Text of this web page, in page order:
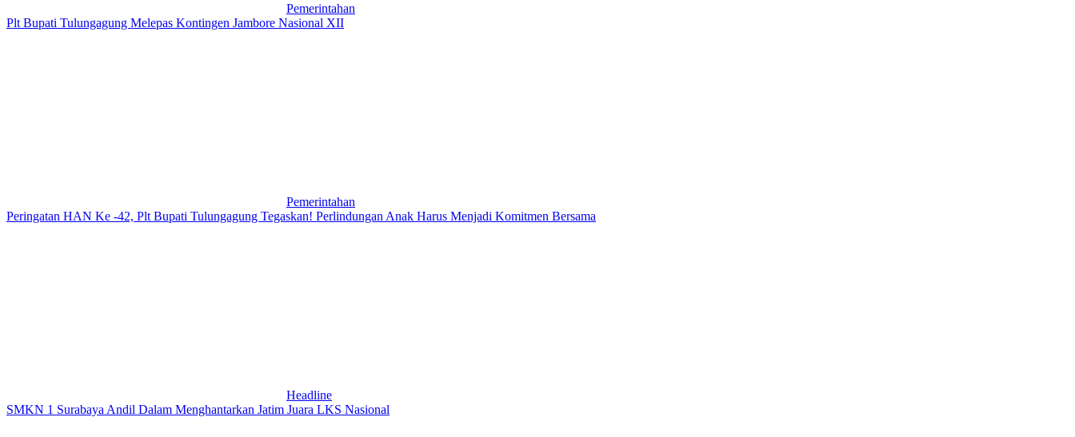
Pemerintahan
Plt Bupati Tulungagung Melepas Kontingen Jambore Nasional XII
Pemerintahan
Peringatan HAN Ke -42, Plt Bupati Tulungagung Tegaskan! Perlindungan Anak Harus Menjadi Komitmen Bersama
Headline
SMKN 1 Surabaya Andil Dalam Menghantarkan Jatim Juara LKS Nasional